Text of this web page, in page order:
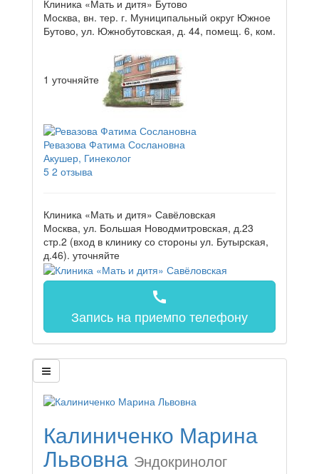
Клиника «Мать и дитя» Бутово
Москва, вн. тер. г. Муниципальный округ Южное
Бутово, ул. Южнобутовская, д. 44, помещ. 6, ком.
1 уточняйте
Ревазова Фатима Сослановна
Акушер, Гинеколог
5 2 отзыва
Клиника «Мать и дитя» Савёловская
Москва, ул. Большая Новодмитровская, д.23
стр.2 (вход в клинику со стороны ул. Бутырская,
д.46). уточняйте
call
Запись на приемпо телефону
Калиниченко Марина
Львовна Эндокринолог